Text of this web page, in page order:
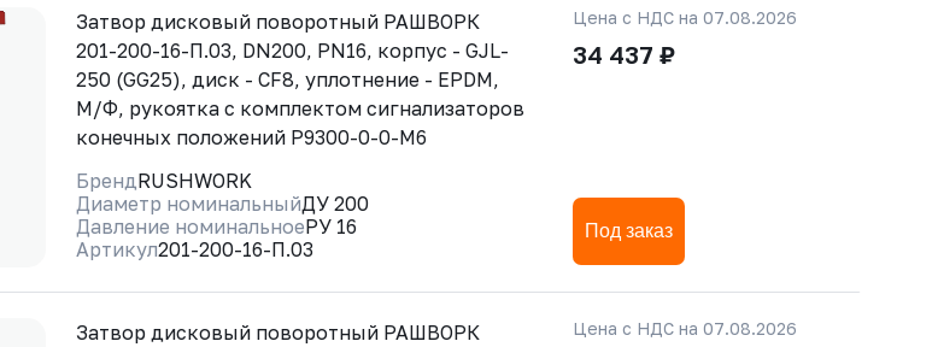
Затвор дисковый поворотный РАШВОРК
201-200-16-П.03, DN200, PN16, корпус - GJL-
250 (GG25), диск - CF8, уплотнение - EPDM,
М/Ф, рукоятка с комплектом сигнализаторов
конечных положений Р9300-0-0-М6
БрендRUSHWORK
Диаметр номинальныйДУ 200
Давление номинальноеРУ 16
Артикул201-200-16-П.03
Цена с НДС на 07.08.2026
34 437 ₽
Под заказ
Затвор дисковый поворотный РАШВОРК
Цена с НДС на 07.08.2026